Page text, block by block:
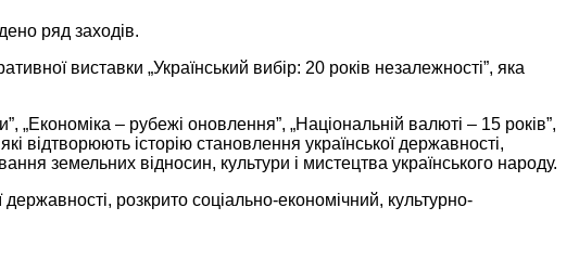
ряд заходів.
виставки „Український вибір: 20 років незалежності”, яка
– рубежі оновлення”, „Національній валюті – 15 років”,
відтворюють історію становлення української державності,
земельних відносин, культури і мистецтва українського народу.
розкрито соціально-економічний, культурно-